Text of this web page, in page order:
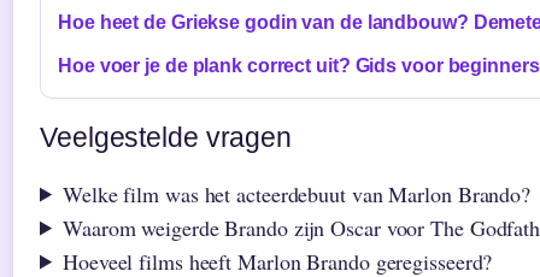
Hoe heet de Griekse godin van de landbouw?
Hoe voer je de plank correct uit? Gids voor beginners
Veelgestelde vragen
Welke film was het acteerdebuut van Marlon Brando?
Waarom weigerde Brando zijn Oscar voor The
Hoeveel films heeft Marlon Brando geregisseerd?